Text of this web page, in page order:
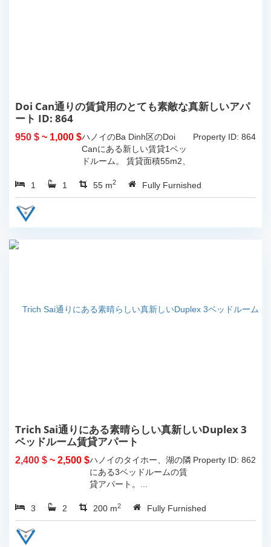
Doi Can通りの賃貸用のとても素敵な真新しいアパ
ート ID: 864
950 $ ~ 1,000 $ Property ID: 864
ハノイのBa Dinh区のDoi
Canにある新しい賃貸1ベッ
ドルーム。 賃貸面積55m2、
されています。...
1 1 55 m2 Fully Furnished
Trich Sai通りにある素晴らしい真新しいDuplex 3
ベッドルーム賃貸アパート
2,400 $ ~ 2,500 $ Property ID: 862
ハノイのタイホー、湖の隣
にある3ベッドルームの賃
貸アパート。...
3 2 200 m2 Fully Furnished